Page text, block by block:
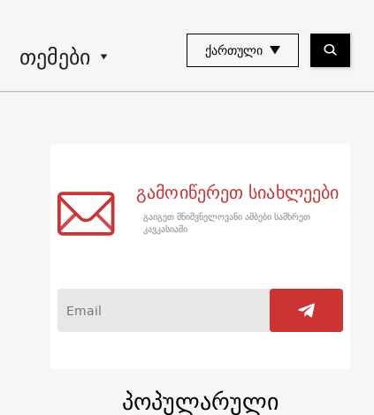
თემები ᲥᲐᲠᲗᲣᲚᲘ
გამოიწერეთ სიახლეები
გაიგეთ მნიშვნელოვანი ამბები სამხრეთ
კავკასიაში
პოპულარული